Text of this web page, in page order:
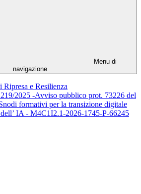
Menu di
navigazione
Ripresa e Resilienza
2025 -Avviso pubblico prot. 73226 del
formativi per la transizione digitale
IA - M4C1I2.1-2026-1745-P-66245